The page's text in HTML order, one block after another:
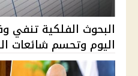
البحوث الفلكية تنفي
اليوم وتحسم شائعات